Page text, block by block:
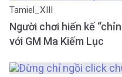
Tamiel_XIII
Người chơi hiến kế
với GM Ma Kiếm Lục